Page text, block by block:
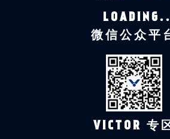
微信公众平
VICTOR 专